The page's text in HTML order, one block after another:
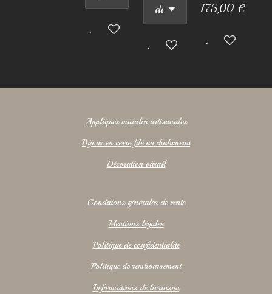
Ajouter au panier
Ajouter au panier
175,00 €
Ajouter au
Appliques murales artisanales
Bijoux en verre filé au chalumeau
Décoration vitrail
Conditions générales de vente
Mentions légales
Politique de confidentialité
Politique de remboursement
Informations de livraison